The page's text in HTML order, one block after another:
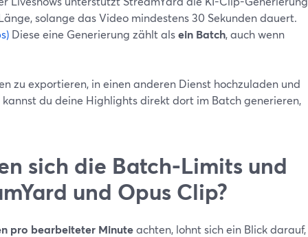
solange das Video mindestens 30 Sekunden dauert.
Diese eine Generierung zählt alsein Batch, auch wenn
zu exportieren, in einen anderen Dienst hochzuladen und
du deine Highlights direkt dort im Batch generieren,
sich die Batch-Limits und
und Opus Clip?
pro bearbeiteter Minuteachten, lohnt sich ein Blick darauf,